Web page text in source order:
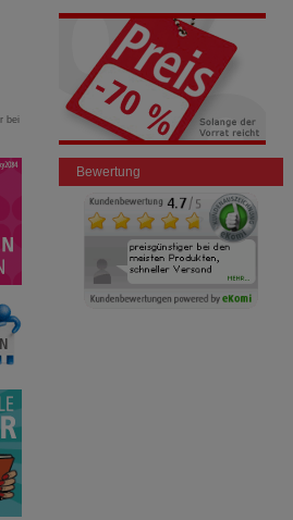
bei
Bewertung